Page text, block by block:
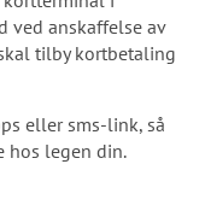
ved anskaffelse av
tilby kortbetaling
eller sms-link, så
hos legen din.